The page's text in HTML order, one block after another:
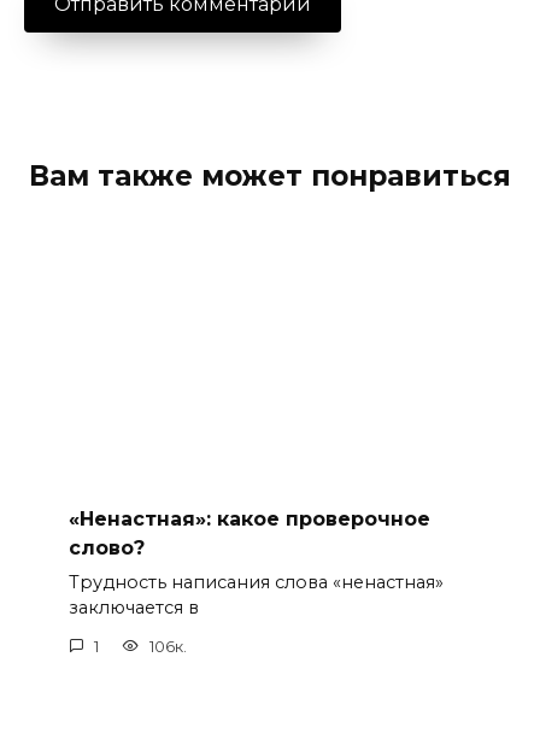
Вам также может понравиться
«Ненастная»: какое проверочное
слово?
Трудность написания слова «ненастная»
заключается в
1 106к.